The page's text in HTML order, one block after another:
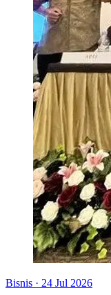
Bisnis · 24 Jul 2026